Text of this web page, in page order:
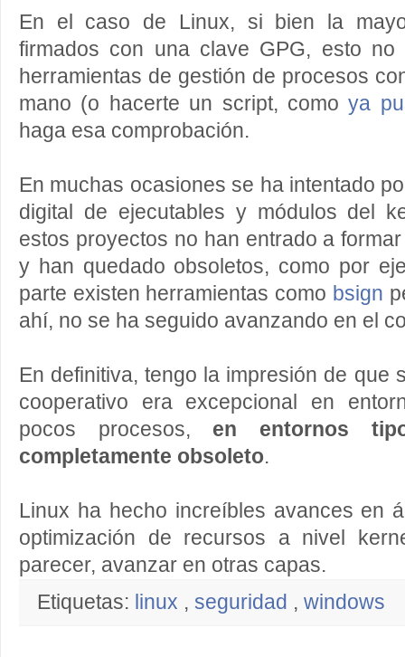
En el caso de Linux, si bien la
firmados con una clave GPG, esto
herramientas de gestión de procesos
mano (o hacerte un script, comoya
haga esa comprobación.
En muchas ocasiones se ha intentado
digital de ejecutables y módulos del
estos proyectos no han entrado a
y han quedado obsoletos, como por
parte existen herramientas como bsign
ahí, no se ha seguido avanzando en el
En definitiva, tengo la impresión de que
cooperativo era excepcional en
pocos procesos, en entornos
completamente obsoleto.
Linux ha hecho increíbles avances en
optimización de recursos a nivel
parecer, avanzar en otras capas.
Etiquetas: linux , seguridad , windows